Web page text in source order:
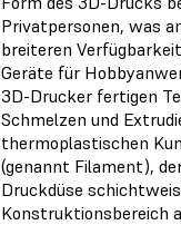
Privatpersonen, was
breiteren
Geräte für
3D-Drucker fertigen
Schmelzen und
thermoplastischen
(genannt Filament),
Druckdüse
Konstruktionsbereich